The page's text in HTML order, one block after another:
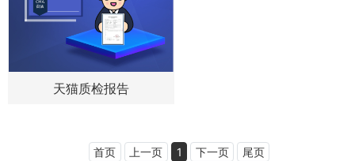
天猫质检报告
首页 上一页 1 下一页 尾页